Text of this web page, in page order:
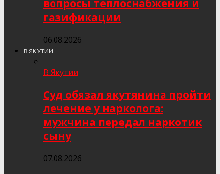
вопросы теплоснабжения и
газификации
06.08.2026
В ЯКУТИИ
В Якутии
Суд обязал якутянина пройти
лечение у нарколога:
мужчина передал наркотик
сыну
07.08.2026